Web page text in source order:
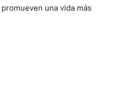
una vida más